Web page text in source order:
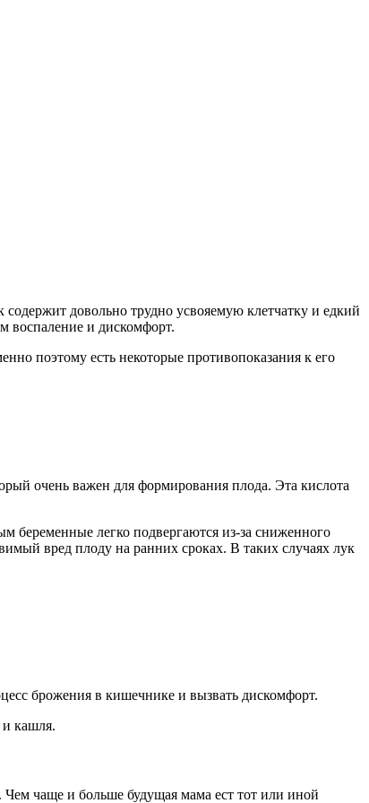
довольно трудно усвояемую клетчатку и едкий
воспаление и дискомфорт.
поэтому есть некоторые противопоказания к его
очень важен для формирования плода. Эта кислота
беременные легко подвергаются из-за сниженного
вред плоду на ранних сроках. В таких случаях лук
брожения в кишечнике и вызвать дискомфорт.
и кашля.
чаще и больше будущая мама ест тот или иной